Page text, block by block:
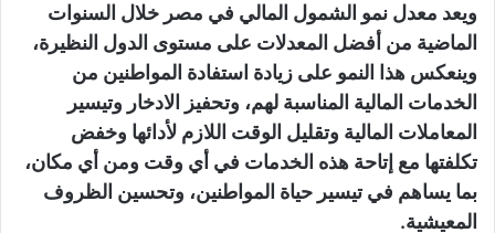
ويعد معدل نمو الشمول المالي في مصر خلال السنوات
الماضية من أفضل المعدلات على مستوى الدول النظيرة،
وينعكس هذا النمو على زيادة استفادة المواطنين من
الخدمات المالية المناسبة لهم، وتحفيز الادخار وتيسير
المعاملات المالية وتقليل الوقت اللازم لأدائها وخفض
تكلفتها مع إتاحة هذه الخدمات في أي وقت ومن أي مكان،
بما يساهم في تيسير حياة المواطنين، وتحسين الظروف
المعيشية.